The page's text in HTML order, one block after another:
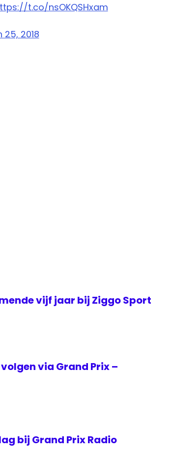
t.co/nsOKQSHxam
25, 2018
vijf jaar bij Ziggo Sport
via Grand Prix –
bij Grand Prix Radio